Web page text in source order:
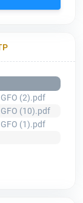
GFO (2).pdf
GFO (10).pdf
GFO (1).pdf